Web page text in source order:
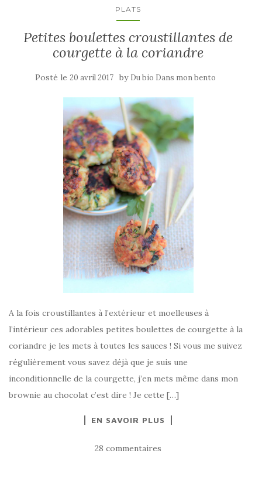
PLATS
Petites boulettes croustillantes de
courgette à la coriandre
Posté le 20 avril 2017 by Du bio Dans mon bento
A la fois croustillantes à l’extérieur et moelleuses à
l’intérieur ces adorables petites boulettes de courgette à la
coriandre je les mets à toutes les sauces ! Si vous me suivez
régulièrement vous savez déjà que je suis une
inconditionnelle de la courgette, j’en mets même dans mon
brownie au chocolat c’est dire ! Je cette […]
EN SAVOIR PLUS
28 commentaires